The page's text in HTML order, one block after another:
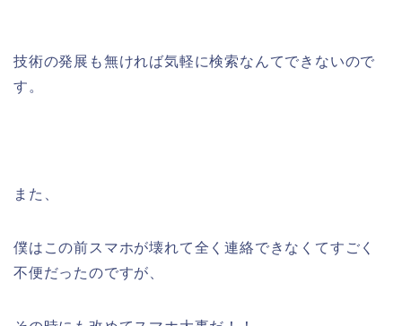
技術の発展も無ければ気軽に検索なんてできないので
す。
また、
僕はこの前スマホが壊れて全く連絡できなくてすごく
不便だったのですが、